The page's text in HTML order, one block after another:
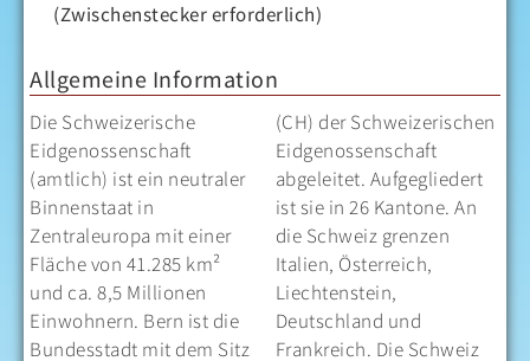
(Zwischenstecker erforderlich)
Allgemeine Information
Die Schweizerische
Eidgenossenschaft
(amtlich) ist ein neutraler
Binnenstaat in
Zentraleuropa mit einer
Fläche von 41.285 km²
und ca. 8,5 Millionen
Einwohnern. Bern ist die
Bundesstadt mit dem Sitz
(CH) der Schweizerischen
Eidgenossenschaft
abgeleitet. Aufgegliedert
ist sie in 26 Kantone. An
die Schweiz grenzen
Italien, Österreich,
Liechtenstein,
Deutschland und
Frankreich. Die Schweiz